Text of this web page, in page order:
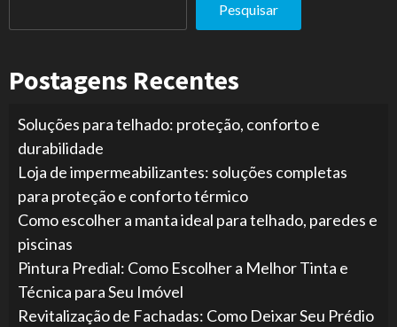
Pesquisar
Postagens Recentes
Soluções para telhado: proteção, conforto e
durabilidade
Loja de impermeabilizantes: soluções completas
para proteção e conforto térmico
Como escolher a manta ideal para telhado, paredes e
piscinas
Pintura Predial: Como Escolher a Melhor Tinta e
Técnica para Seu Imóvel
Revitalização de Fachadas: Como Deixar Seu Prédio